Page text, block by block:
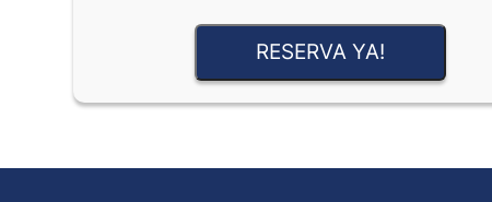
RESERVA YA!